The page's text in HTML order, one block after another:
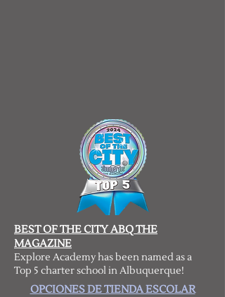
BEST OF THE CITY ABQ THE
MAGAZINE
Explore Academy has been named as a
Top 5 charter school in Albuquerque!
OPCIONES DE TIENDA ESCOLAR